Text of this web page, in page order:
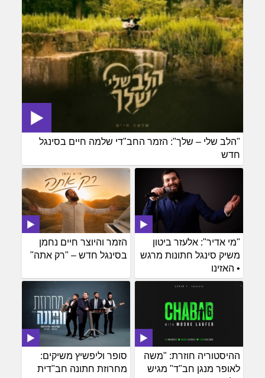
"הלב שלי – שלך": הזמר החב"די שלמה חיים בסינגל
חדש
הזמר והיוצר חיים נחמן
בסינגל חדש – "רק אתה"
"מי אדיר": אלעזר ביטון
משיק סינגל חתונות מרגש
• האזינו
סופר וליפשיץ משיקים:
מחרוזת חתונה חב"דית
ההיסטוריה חוזרת: "משה
לאופר מנגן חב"ד" מגיש